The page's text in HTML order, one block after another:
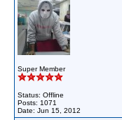
Super Member
Status: Offline
Posts: 1071
Date: Jun 15, 2012